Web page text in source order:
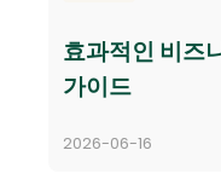
효과적인 비즈
가이드
2026-06-16